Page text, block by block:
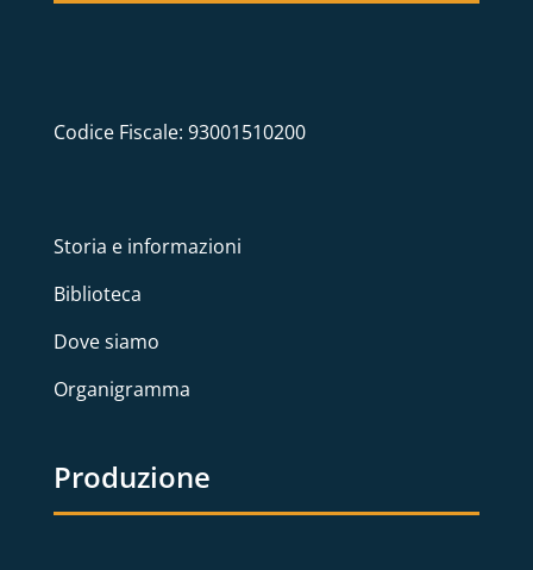
Codice Fiscale: 93001510200
Storia e informazioni
Biblioteca
Dove siamo
Organigramma
Produzione